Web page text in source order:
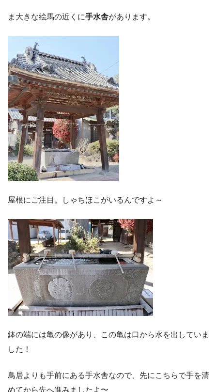
ま大きな絵馬の近くに手水舎があります。
屋根にご注目。しゃちほこがいるんですよ～
鉢の端には亀の像があり、この亀は口から水を出していま
した！
鳥居よりも手前にある手水舎なので、先にこちらで手を清
めてから先へ進みましたよ〜